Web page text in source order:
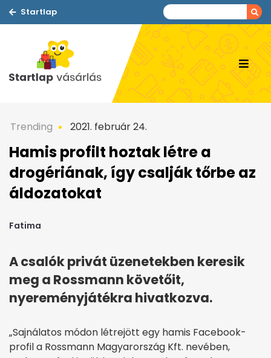
Startlap
Trending 2021. február 24.
Hamis profilt hoztak létre a
drogériának, így csalják tőrbe az
áldozatokat
Fatima
A csalók privát üzenetekben keresik
meg a Rossmann követőit,
nyereményjátékra hivatkozva.
„Sajnálatos módon létrejött egy hamis Facebook-
profil a Rossmann Magyarország Kft. nevében,